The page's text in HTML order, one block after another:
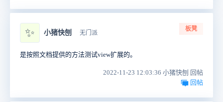
✨ 小猪快刨 无门派
板凳
是按照文档提供的方法测试view扩展的。
2022-11-23 12:03:36 小猪快刨 回帖
回帖